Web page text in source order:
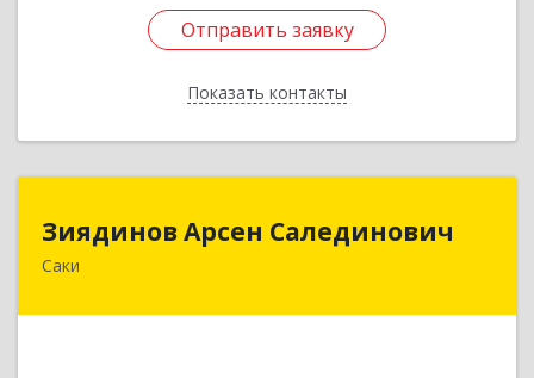
Отправить заявку
Показать контакты
Отправить заявку
Назад
Зиядинов Арсен Салединович
Саки